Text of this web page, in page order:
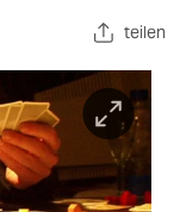
teilen